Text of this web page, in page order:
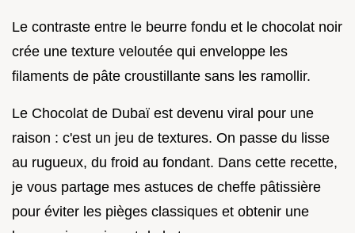
Le contraste entre le beurre fondu et le chocolat noir
crée une texture veloutée qui enveloppe les
filaments de pâte croustillante sans les ramollir.
Le Chocolat de Dubaï est devenu viral pour une
raison : c'est un jeu de textures. On passe du lisse
au rugueux, du froid au fondant. Dans cette recette,
je vous partage mes astuces de cheffe pâtissière
pour éviter les pièges classiques et obtenir une